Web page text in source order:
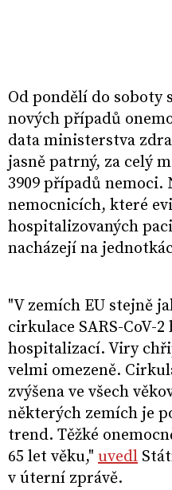
Od pondělí do soboty
nových případů
data ministerstva
jasně patrný, za celý
3909 případů nemoci.
nemocnicích, které
hospitalizovaných
nacházejí na
"V zemích EU stejně
cirkulace SARS-CoV-
hospitalizací. Viry
velmi omezeně.
zvýšena ve všech
některých zemích je
trend. Těžké
65 let věku," uvedl
v úterní zprávě.